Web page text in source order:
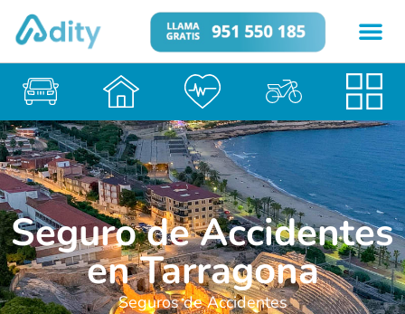
Seguro de Accidentes
en Tarragona
Seguros de Accidentes